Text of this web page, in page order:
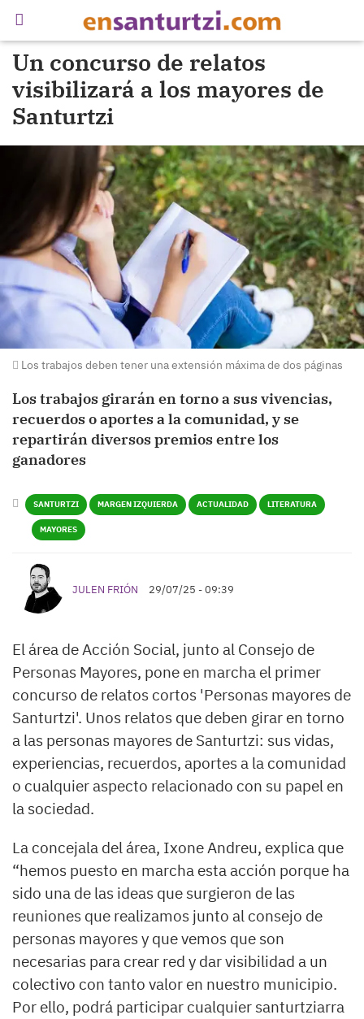
Un concurso de relatos
visibilizará a los mayores de
Santurtzi
Los trabajos deben tener una extensión máxima de dos páginas
Los trabajos girarán en torno a sus vivencias,
recuerdos o aportes a la comunidad, y se
repartirán diversos premios entre los
ganadores
SANTURTZI MARGEN IZQUIERDA ACTUALIDAD LITERATURA
MAYORES
JULEN FRIÓN 29/07/25 - 09:39
El área de Acción Social, junto al Consejo de
Personas Mayores, pone en marcha el primer
concurso de relatos cortos 'Personas mayores de
Santurtzi'. Unos relatos que deben girar en torno
a las personas mayores de Santurtzi: sus vidas,
experiencias, recuerdos, aportes a la comunidad
o cualquier aspecto relacionado con su papel en
la sociedad.
La concejala del área, Ixone Andreu, explica que
“hemos puesto en marcha esta acción porque ha
sido una de las ideas que surgieron de las
reuniones que realizamos junto al consejo de
personas mayores y que vemos que son
necesarias para crear red y dar visibilidad a un
colectivo con tanto valor en nuestro municipio.
Por ello, podrá participar cualquier santurtziarra